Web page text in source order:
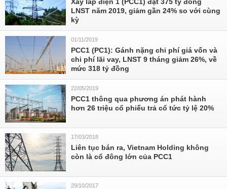
LNST năm 2019, giảm gần 24% so với cùng
kỳ
01/11/2019
PCC1 (PC1): Gánh nặng chi phí giá vốn và
chi phí lãi vay, LNST 9 tháng giảm 26%, về
mức 318 tỷ đồng
22/05/2019
PCC1 thông qua phương án phát hành
hơn 26 triệu cổ phiếu trả cổ tức tỷ lệ 20%
17/03/2018
Liên tục bán ra, Vietnam Holding không
còn là cổ đông lớn của PCC1
29/10/2017